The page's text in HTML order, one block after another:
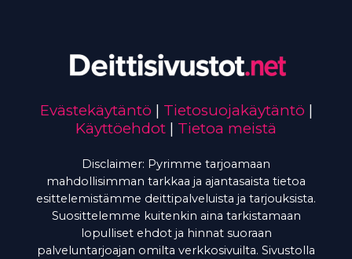
Evästekäytäntö | Tietosuojakäytäntö |
Käyttöehdot | Tietoa meistä
Disclaimer: Pyrimme tarjoamaan
mahdollisimman tarkkaa ja ajantasaista tietoa
esittelemistämme deittipalveluista ja tarjouksista.
Suosittelemme kuitenkin aina tarkistamaan
lopulliset ehdot ja hinnat suoraan
palveluntarjoajan omilta verkkosivuilta. Sivustolla